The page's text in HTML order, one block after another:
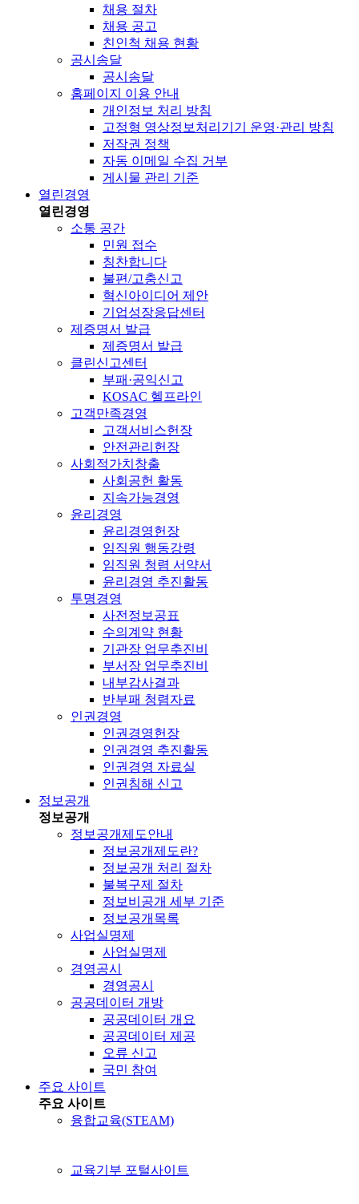
채용 절차
채용 공고
친인척 채용 현황
공시송달
공시송달
홈페이지 이용 안내
개인정보 처리 방침
고정형 영상정보처리기기 운영·관리 방침
저작권 정책
자동 이메일 수집 거부
게시물 관리 기준
열린경영
열린경영
소통 공간
민원 접수
칭찬합니다
불편/고충신고
혁신아이디어 제안
기업성장응답센터
제증명서 발급
제증명서 발급
클린신고센터
부패·공익신고
KOSAC 헬프라인
고객만족경영
고객서비스헌장
안전관리헌장
사회적가치창출
사회공헌 활동
지속가능경영
윤리경영
윤리경영헌장
임직원 행동강령
임직원 청렴 서약서
윤리경영 추진활동
투명경영
사전정보공표
수의계약 현황
기관장 업무추진비
부서장 업무추진비
내부감사결과
반부패 청렴자료
인권경영
인권경영헌장
인권경영 추진활동
인권경영 자료실
인권침해 신고
정보공개
정보공개
정보공개제도안내
정보공개제도란?
정보공개 처리 절차
불복구제 절차
정보비공개 세부 기준
정보공개목록
사업실명제
사업실명제
경영공시
경영공시
공공데이터 개방
공공데이터 개요
공공데이터 제공
오류 신고
국민 참여
주요 사이트
주요 사이트
융합교육(STEAM)
교육기부 포털사이트